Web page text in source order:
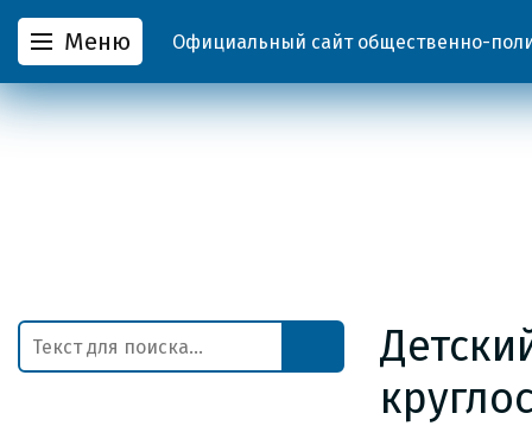
Меню Официальный сайт общественно-